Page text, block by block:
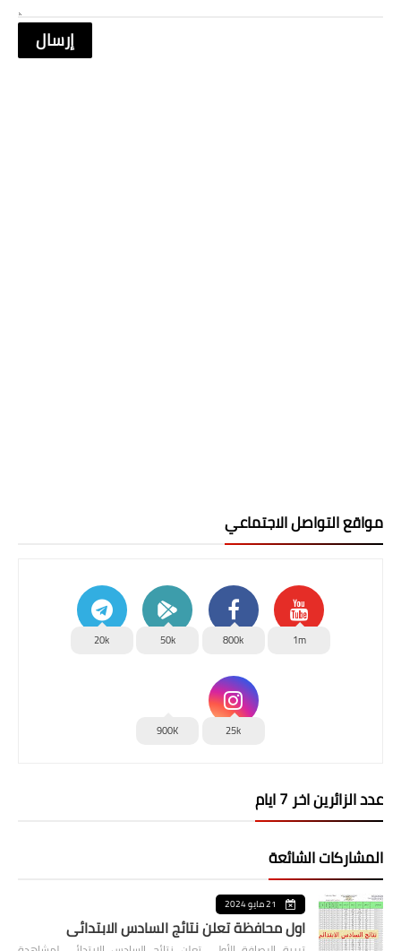
مواقع التواصل الاجتماعي
1m
800k
50k
20k
25k
900K
عدد الزائرين اخر 7 ايام
المشاركات الشائعة
21 مايو 2024
اول محافظة تعلن نتائج السادس الابتدائي